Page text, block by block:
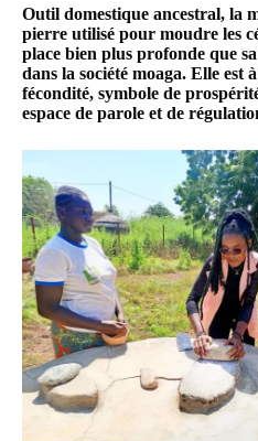
Outil domestique ancestral, la
pierre utilisé pour moudre les
place bien plus profonde que
dans la société moaga. Elle est
fécondité, symbole de
espace de parole et de